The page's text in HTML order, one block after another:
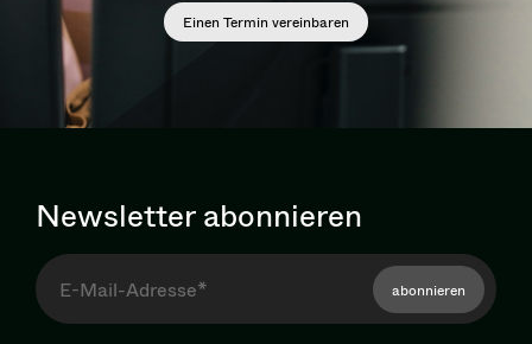
Einen Termin vereinbaren
Newsletter abonnieren
abonnieren